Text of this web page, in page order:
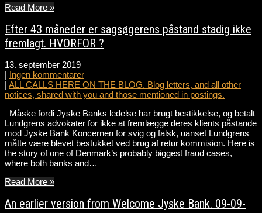
Read More »
Efter 43 måneder er sagsøgerens påstand stadig ikke
fremlagt. HVORFOR ?
13. september 2019
| Ingen kommentarer
| ALL CALLS HERE ON THE BLOG. Blog letters, and all other
notices, shared with you and those mentioned in postings.
Måske fordi Jyske Banks ledelse har brugt bestikkelse, og betalt
Lundgrens advokater for ikke at fremlægge deres klients påstande
mod Jyske Bank Koncernen for svig og falsk, uanset Lundgrens
måtte være blevet bestukket ved brug af retur kommision. Here is
the story of one of Denmark’s probably biggest fraud cases,
where both banks and…
Read More »
An earlier version from Welcome Jyske Bank. 09-09-